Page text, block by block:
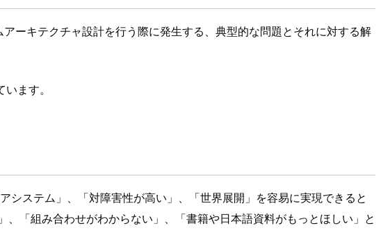
ーキテクチャ設計を行う際に発生する、典型的な問題とそれに対する解
ます。
ステム」、「対障害性が高い」、「世界展開」を容易に実現できると
「組み合わせがわからない」、「書籍や日本語資料がもっとほしい」と